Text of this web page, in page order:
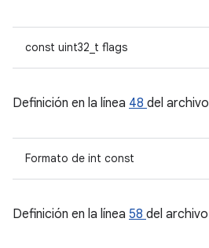
const uint32_t flags
Definición en la línea 48 del archivo
Formato de int const
Definición en la línea 58 del archivo